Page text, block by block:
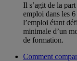
Il s’agit de la
emploi dans les
l’emploi étant
minimale d’un
de formation.
Comment